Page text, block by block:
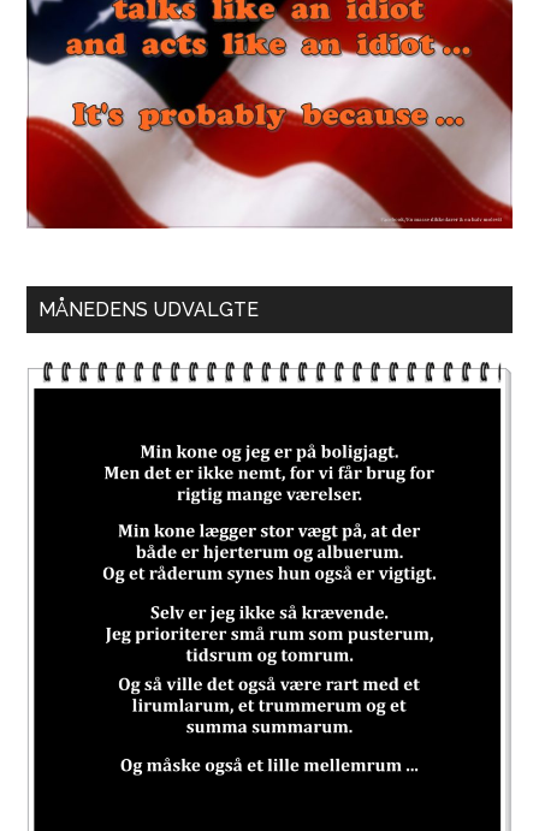
MÅNEDENS UDVALGTE